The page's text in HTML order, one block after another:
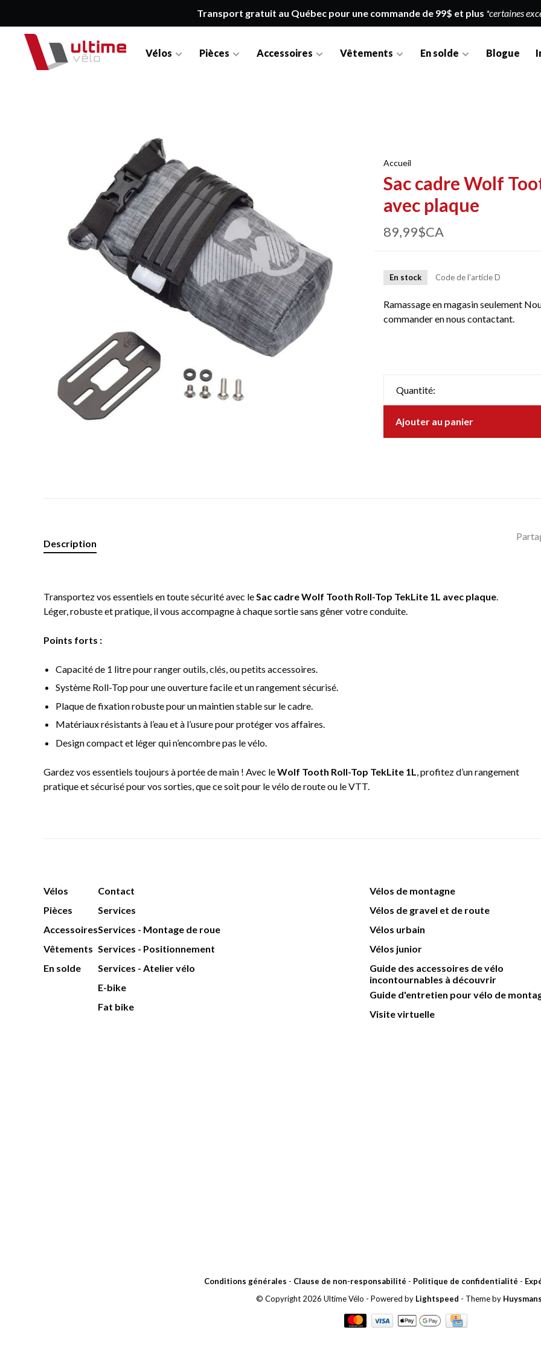
Transport gratuit au Québec pour une commande de 99$ et plus *certaines
Vélos Pièces Accessoires Vêtements En solde Blogue
Accueil
Sac cadre Wolf
avec plaque
89,99$CA
En stock Code de l'articleD
Ramassage en magasin seulement
commander en nous contactant.
Quantité:
Ajouter au panier
Description
Transportez vos essentiels en toute sécurité avec leSac cadre Wolf Tooth Roll-Top TekLite 1L avec plaque.
Léger, robuste et pratique, il vous accompagne à chaque sortie sans gêner votre conduite.
Points forts :
Capacité de 1 litre pour ranger outils, clés, ou petits accessoires.
Système Roll-Top pour une ouverture facile et un rangement sécurisé.
Plaque de fixation robuste pour un maintien stable sur le cadre.
Matériaux résistants à l’eau et à l’usure pour protéger vos affaires.
Design compact et léger qui n’encombre pas le vélo.
Gardez vos essentiels toujours à portée de main ! Avec leWolf Tooth Roll-Top TekLite 1L
, profitez d’un rangement
pratique et sécurisé pour vos sorties, que ce soit pour le vélo de route ou le VTT.
Vélos
Pièces
Accessoires
Vêtements
En solde
Contact
Services
Services - Montage de roue
Services - Positionnement
Services - Atelier vélo
E-bike
Fat bike
Vélos de montagne
Vélos de gravel et de route
Vélos urbain
Vélos junior
Guide des accessoires de vélo
incontournables à découvrir
Guide d'entretien pour vélo de
Visite virtuelle
Conditions générales - Clause de non-responsabilité - Politique de confidentialité -
© Copyright 2026 Ultime Vélo - Powered by Lightspeed - Theme by